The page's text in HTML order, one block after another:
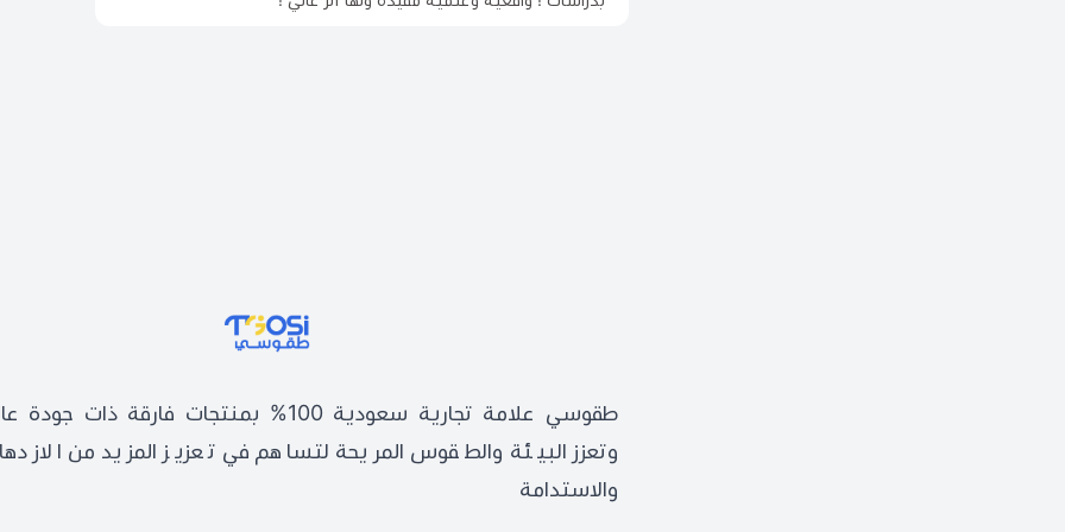
طقوسي | TGOSI
طقوسي علامة تجارية سعودية 100% بمنتجات فارقة ذات
وتعزز البيئة والطقوس المريحة لتساهم في تعزيز المزيد من الازدهار
والاستدامة